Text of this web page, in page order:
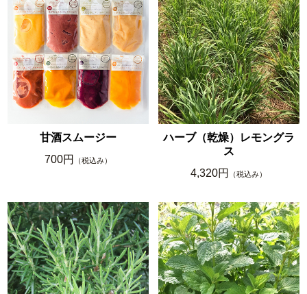
甘酒スムージー
700円
（税込み）
ハーブ（乾燥）レモングラ
ス
4,320円
（税込み）